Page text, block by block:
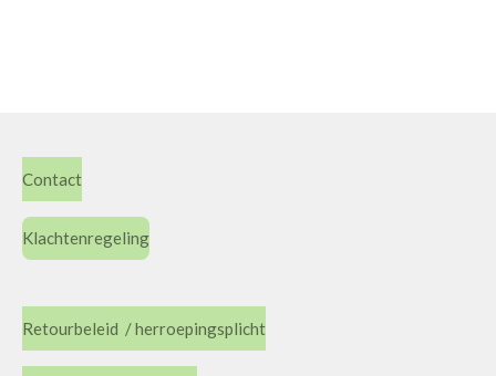
Contact
Klachtenregeling
Retourbeleid / herroepingsplicht